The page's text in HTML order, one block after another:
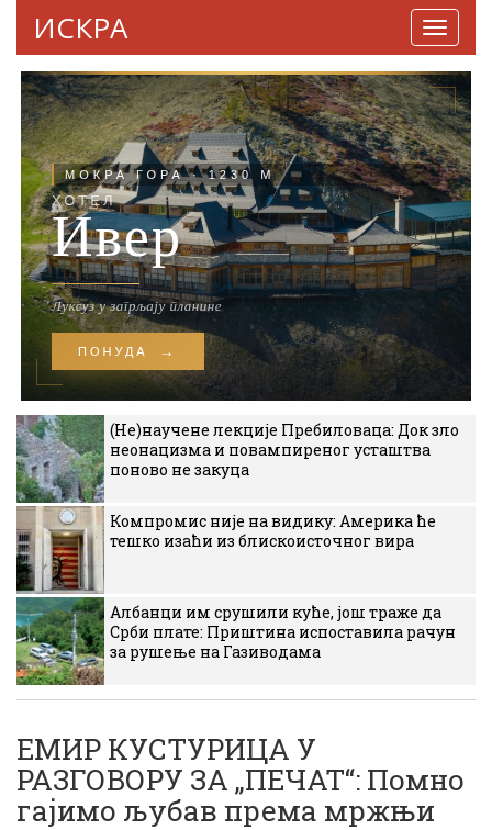
ИСКРА
(Не)научене лекције Пребиловаца: Док зло
неонацизма и повампиреног усташтва
поново не закуца
Компромис није на видику: Америка ће
тешко изаћи из блискоисточног вира
Албанци им срушили куће, још траже да
Срби плате: Приштина испоставила рачун
за рушење на Газиводама
ЕМИР КУСТУРИЦА У
РАЗГОВОРУ ЗА „ПЕЧАТ“: Помно
гајимо љубав према мржњи